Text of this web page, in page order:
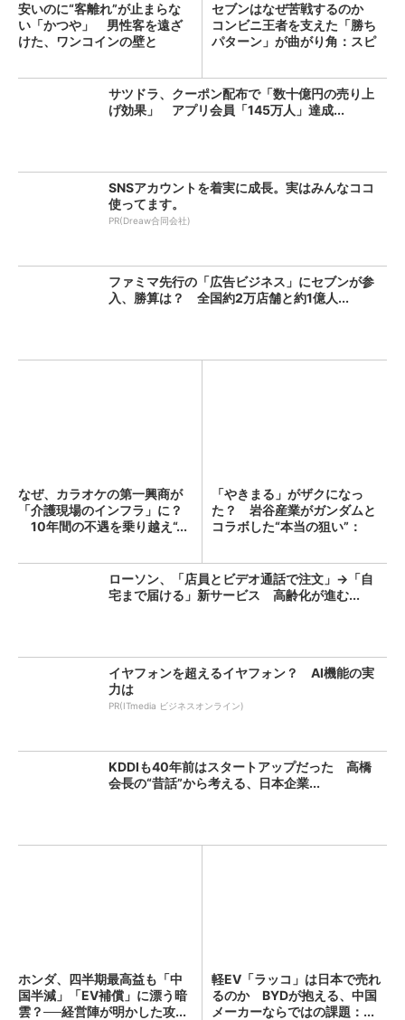
安いのに“客離れ”が止まらな
い「かつや」 男性客を遠ざ
けた、ワンコインの壁と
セブンはなぜ苦戦するのか
コンビニ王者を支えた「勝ち
パターン」が曲がり角：スピ
サツドラ、クーポン配布で「数十億円の売り上
げ効果」 アプリ会員「145万人」達成...
SNSアカウントを着実に成長。実はみんなココ
使ってます。
PR(Dreaw合同会社)
ファミマ先行の「広告ビジネス」にセブンが参
入、勝算は？ 全国約2万店舗と約1億人...
なぜ、カラオケの第一興商が
「介護現場のインフラ」に？
10年間の不遇を乗り越え“...
「やきまる」がザクになっ
た？ 岩谷産業がガンダムと
コラボした“本当の狙い”：
ローソン、「店員とビデオ通話で注文」→「自
宅まで届ける」新サービス 高齢化が進む...
イヤフォンを超えるイヤフォン？ AI機能の実
力は
PR(ITmedia ビジネスオンライン)
KDDIも40年前はスタートアップだった 高橋
会長の“昔話”から考える、日本企業...
ホンダ、四半期最高益も「中
国半減」「EV補償」に漂う暗
雲？──経営陣が明かした攻...
軽EV「ラッコ」は日本で売れ
るのか BYDが抱える、中国
メーカーならではの課題：...